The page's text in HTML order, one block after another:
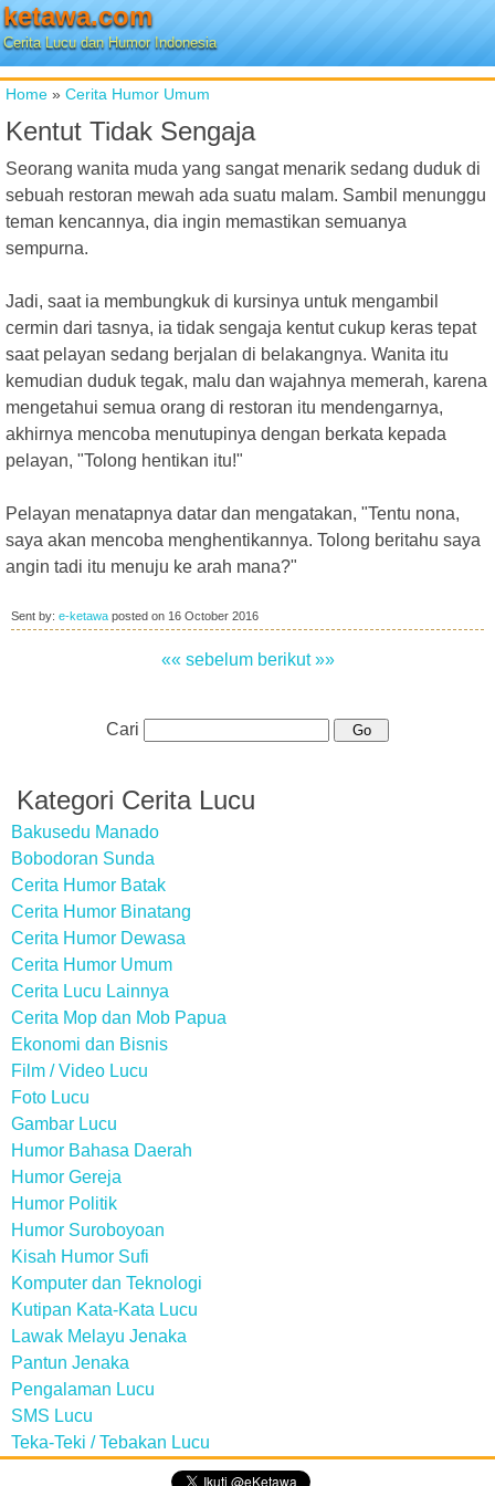
ketawa.com
Cerita Lucu dan Humor Indonesia
Home » Cerita Humor Umum
Kentut Tidak Sengaja
Seorang wanita muda yang sangat menarik sedang duduk di
sebuah restoran mewah ada suatu malam. Sambil menunggu
teman kencannya, dia ingin memastikan semuanya
sempurna.
Jadi, saat ia membungkuk di kursinya untuk mengambil
cermin dari tasnya, ia tidak sengaja kentut cukup keras tepat
saat pelayan sedang berjalan di belakangnya. Wanita itu
kemudian duduk tegak, malu dan wajahnya memerah, karena
mengetahui semua orang di restoran itu mendengarnya,
akhirnya mencoba menutupinya dengan berkata kepada
pelayan, "Tolong hentikan itu!"
Pelayan menatapnya datar dan mengatakan, "Tentu nona,
saya akan mencoba menghentikannya. Tolong beritahu saya
angin tadi itu menuju ke arah mana?"
Sent by: e-ketawa posted on 16 October 2016
«« sebelum berikut »»
Cari
Kategori Cerita Lucu
Bakusedu Manado
Bobodoran Sunda
Cerita Humor Batak
Cerita Humor Binatang
Cerita Humor Dewasa
Cerita Humor Umum
Cerita Lucu Lainnya
Cerita Mop dan Mob Papua
Ekonomi dan Bisnis
Film / Video Lucu
Foto Lucu
Gambar Lucu
Humor Bahasa Daerah
Humor Gereja
Humor Politik
Humor Suroboyoan
Kisah Humor Sufi
Komputer dan Teknologi
Kutipan Kata-Kata Lucu
Lawak Melayu Jenaka
Pantun Jenaka
Pengalaman Lucu
SMS Lucu
Teka-Teki / Tebakan Lucu